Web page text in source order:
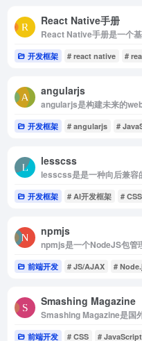
React Native手册
React Native手册是一个
开发框架 # react native #
angularjs
angularjs是构建未来的
开发框架 # angularjs #
lesscss
lesscss是是一种向后兼容
开发框架 # AI开发框架 #
npmjs
npmjs是一个NodeJS包管
前端开发 # JS/AJAX #
Smashing Magazine
Smashing Magazine是国
前端开发 # CSS # JavaScript